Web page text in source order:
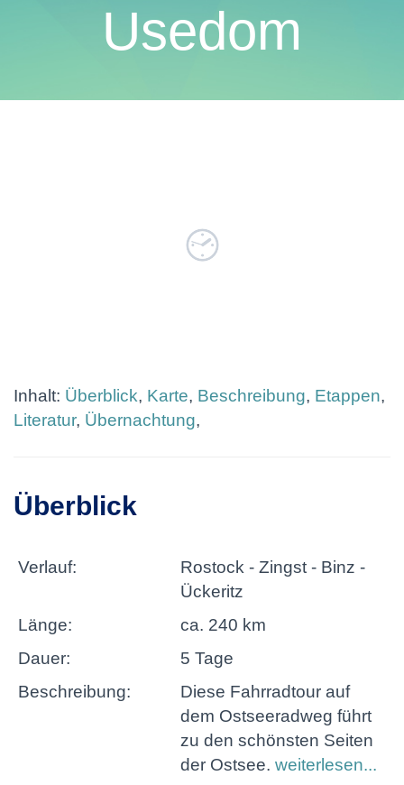
Usedom
Inhalt: Überblick, Karte, Beschreibung, Etappen,
Literatur, Übernachtung,
Überblick
Verlauf:
Rostock - Zingst - Binz -
Ückeritz
Länge:
ca. 240 km
Dauer:
5 Tage
Beschreibung:
Diese Fahrradtour auf
dem Ostseeradweg führt
zu den schönsten Seiten
der Ostsee. weiterlesen...